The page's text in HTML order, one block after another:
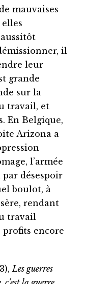
mauvaises
il
leur
grande
sur la
travail, et
En Belgique,
Arizona a
l’armée
par désespoir
boulot, à
rendant
travail
profits encore
Les guerres